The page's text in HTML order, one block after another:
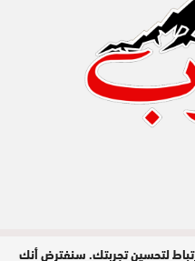
لتحسين تجربتك. سنفترض أنك